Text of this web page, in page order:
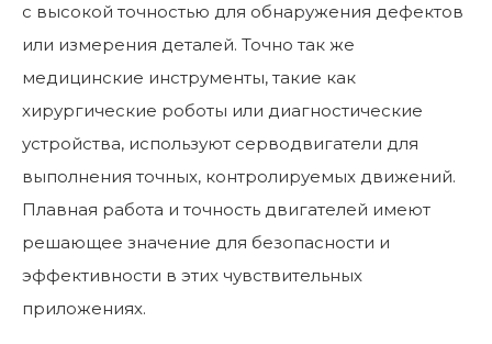
с высокой точностью для обнаружения дефектов
или измерения деталей. Точно так же
медицинские инструменты, такие как
хирургические роботы или диагностические
устройства, используют серводвигатели для
выполнения точных, контролируемых движений.
Плавная работа и точность двигателей имеют
решающее значение для безопасности и
эффективности в этих чувствительных
приложениях.